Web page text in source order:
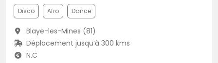
Disco Afro Dance
Blaye-les-Mines (81)
Déplacement jusqu’à 300 kms
N.C